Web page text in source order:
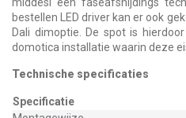
bestellen LED driver kan er ook
Dali dimoptie. De spot is
domotica installatie waarin deze
Technische specificaties
Specificatie